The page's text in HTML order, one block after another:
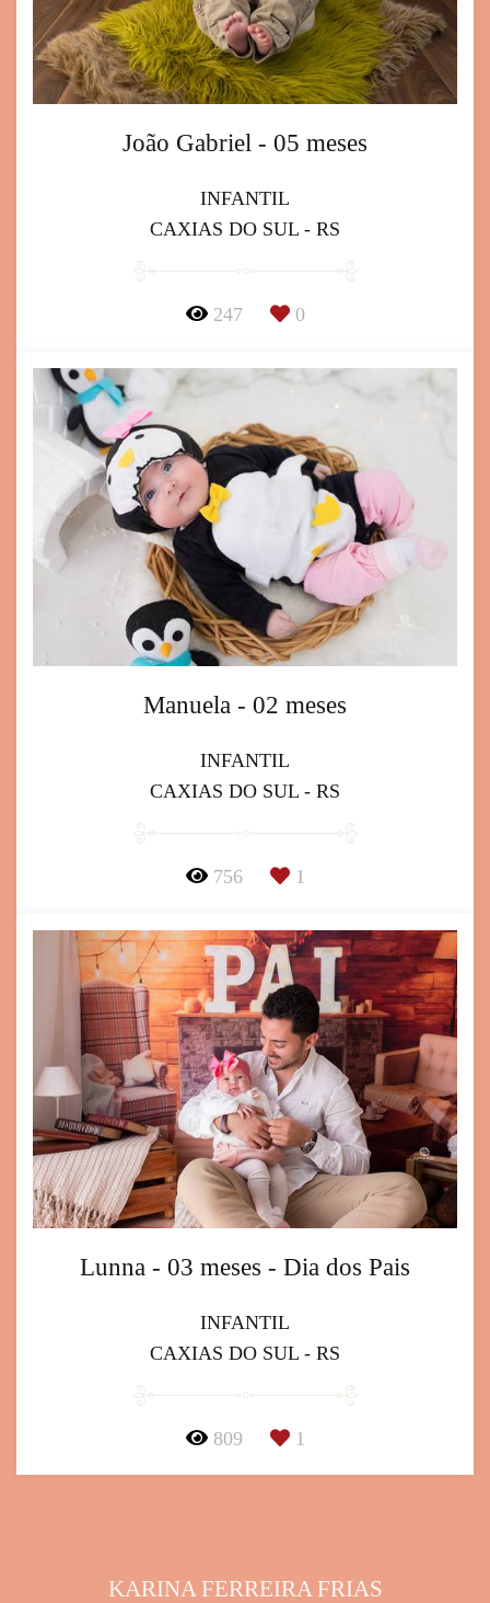
João Gabriel - 05 meses
INFANTIL
CAXIAS DO SUL - RS
247 0
Manuela - 02 meses
INFANTIL
CAXIAS DO SUL - RS
756 1
Lunna - 03 meses - Dia dos Pais
INFANTIL
CAXIAS DO SUL - RS
809 1
KARINA FERREIRA FRIAS